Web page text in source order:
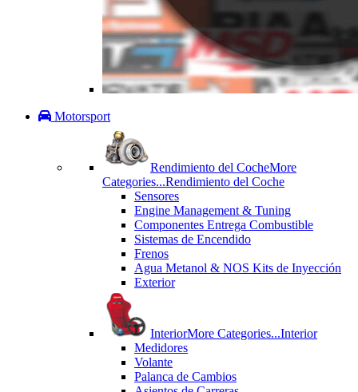
Motorsport
Rendimiento del CocheMore
Categories...Rendimiento del Coche
Sensores
Engine Management & Tuning
Componentes Entrega Combustible
Sistemas de Encendido
Frenos
Agua Metanol & NOS Kits de Inyección
Exterior
InteriorMore Categories...Interior
Medidores
Volante
Palanca de Cambios